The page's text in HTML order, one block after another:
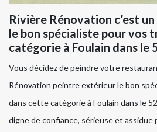
Rivière Rénovation c’est
le bon spécialiste pour vos
catégorie à Foulain dans le
Vous décidez de peindre votre
Rénovation peintre extérieur le bon
dans cette catégorie à Foulain dans le
digne de confiance, sérieuse et assidue